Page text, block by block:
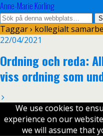
Anne-Marie Körling
Taggar › kollegialt
22/04/2021
Ordning och reda:
viss ordning som
We use cookies to
experience on our
we will assume that